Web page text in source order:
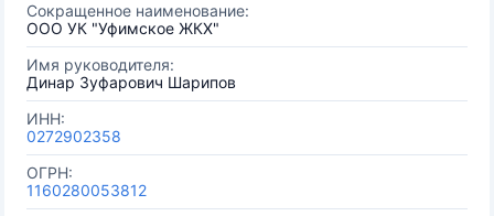
Сокращенное наименование:
ООО УК "Уфимское ЖКХ"
Имя руководителя:
Динар Зуфарович Шарипов
ИНН:
0272902358
ОГРН:
1160280053812